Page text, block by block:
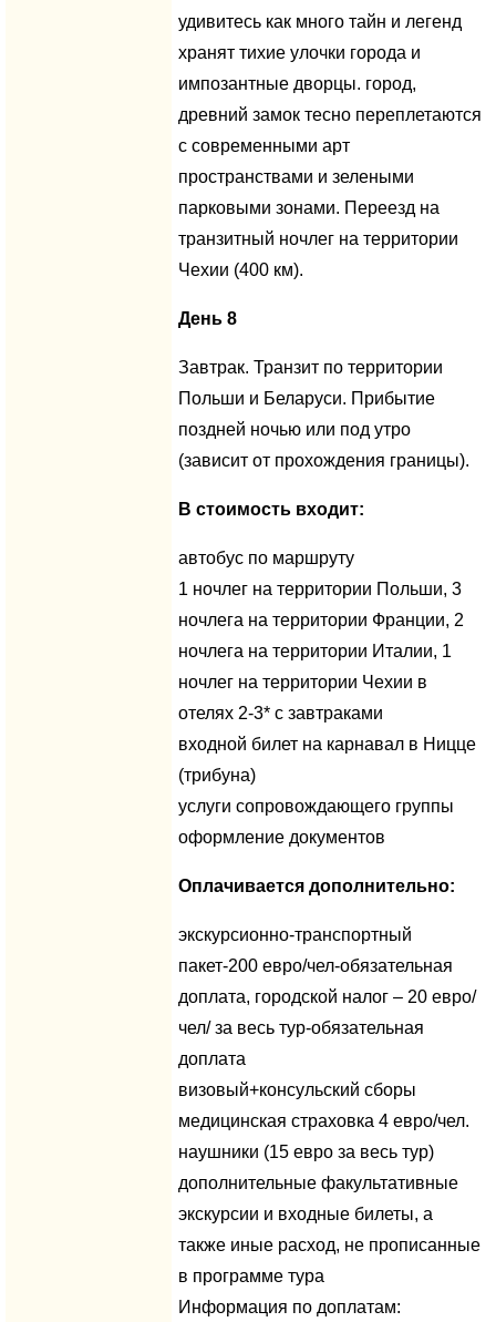
удивитесь как много тайн и легенд
хранят тихие улочки города и
импозантные дворцы. город,
древний замок тесно переплетаются
с современными арт
пространствами и зелеными
парковыми зонами. Переезд на
транзитный ночлег на территории
Чехии (400 км).
День 8
Завтрак. Транзит по территории
Польши и Беларуси. Прибытие
поздней ночью или под утро
(зависит от прохождения границы).
В стоимость входит:
автобус по маршруту
1 ночлег на территории Польши, 3
ночлега на территории Франции, 2
ночлега на территории Италии, 1
ночлег на территории Чехии в
отелях 2-3* с завтраками
входной билет на карнавал в Ницце
(трибуна)
услуги сопровождающего группы
оформление документов
Оплачивается дополнительно:
экскурсионно-транспортный
пакет-200 евро/чел-обязательная
доплата, городской налог – 20 евро/
чел/ за весь тур-обязательная
доплата
визовый+консульский сборы
медицинская страховка 4 евро/чел.
наушники (15 евро за весь тур)
дополнительные факультативные
экскурсии и входные билеты, а
также иные расход, не прописанные
в программе тура
Информация по доплатам: